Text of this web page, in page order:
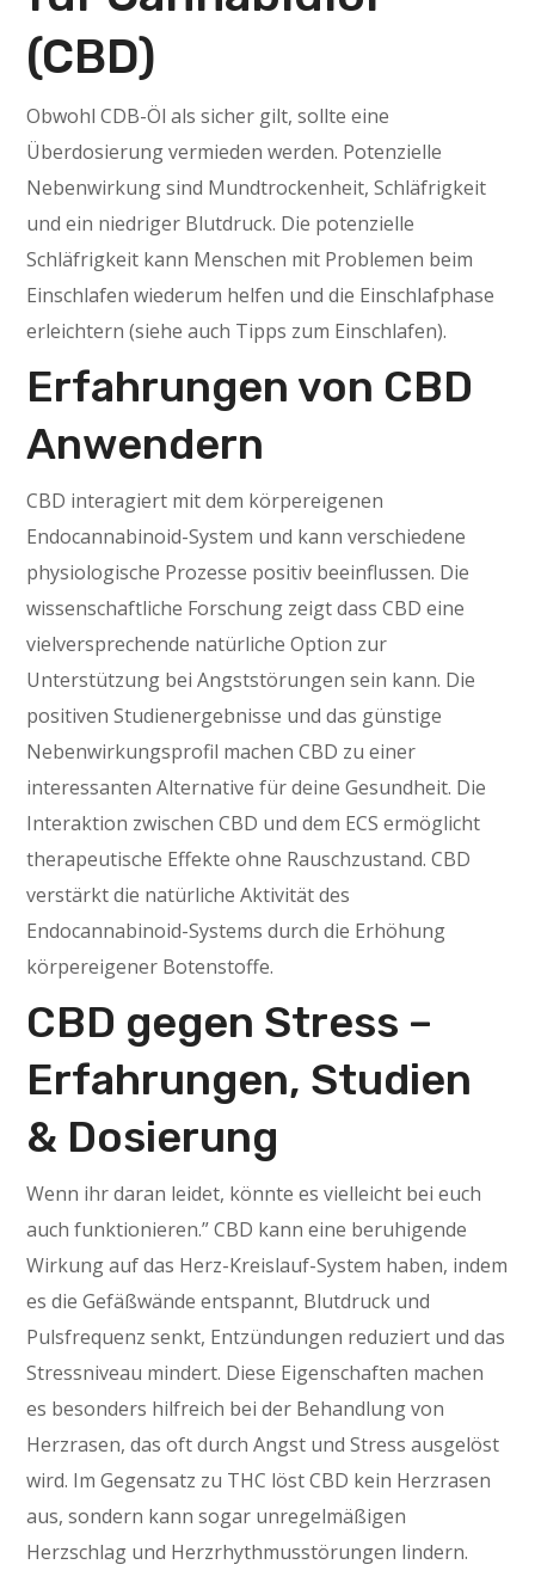
(CBD)
Obwohl CDB-Öl als sicher gilt, sollte eine
Überdosierung vermieden werden. Potenzielle
Nebenwirkung sind Mundtrockenheit, Schläfrigkeit
und ein niedriger Blutdruck. Die potenzielle
Schläfrigkeit kann Menschen mit Problemen beim
Einschlafen wiederum helfen und die Einschlafphase
erleichtern (siehe auch Tipps zum Einschlafen).
Erfahrungen von CBD
Anwendern
CBD interagiert mit dem körpereigenen
Endocannabinoid-System und kann verschiedene
physiologische Prozesse positiv beeinflussen. Die
wissenschaftliche Forschung zeigt dass CBD eine
vielversprechende natürliche Option zur
Unterstützung bei Angststörungen sein kann. Die
positiven Studienergebnisse und das günstige
Nebenwirkungsprofil machen CBD zu einer
interessanten Alternative für deine Gesundheit. Die
Interaktion zwischen CBD und dem ECS ermöglicht
therapeutische Effekte ohne Rauschzustand. CBD
verstärkt die natürliche Aktivität des
Endocannabinoid-Systems durch die Erhöhung
körpereigener Botenstoffe.
CBD gegen Stress –
Erfahrungen, Studien
& Dosierung
Wenn ihr daran leidet, könnte es vielleicht bei euch
auch funktionieren.” CBD kann eine beruhigende
Wirkung auf das Herz-Kreislauf-System haben, indem
es die Gefäßwände entspannt, Blutdruck und
Pulsfrequenz senkt, Entzündungen reduziert und das
Stressniveau mindert. Diese Eigenschaften machen
es besonders hilfreich bei der Behandlung von
Herzrasen, das oft durch Angst und Stress ausgelöst
wird. Im Gegensatz zu THC löst CBD kein Herzrasen
aus, sondern kann sogar unregelmäßigen
Herzschlag und Herzrhythmusstörungen lindern.